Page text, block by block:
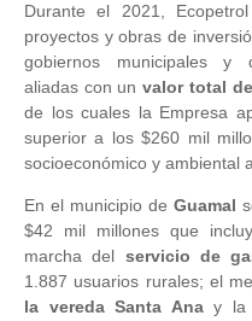
Durante el 2021,
proyectos y obras de
gobiernos municipales y
aliadas con unvalor total
de los cuales la Empresa
superior a los $260 mil
socioeconómico y ambiental
En el municipio de Guamal
$42 mil millones que
marcha del servicio de
1.887 usuarios rurales; el
la vereda Santa Anay la